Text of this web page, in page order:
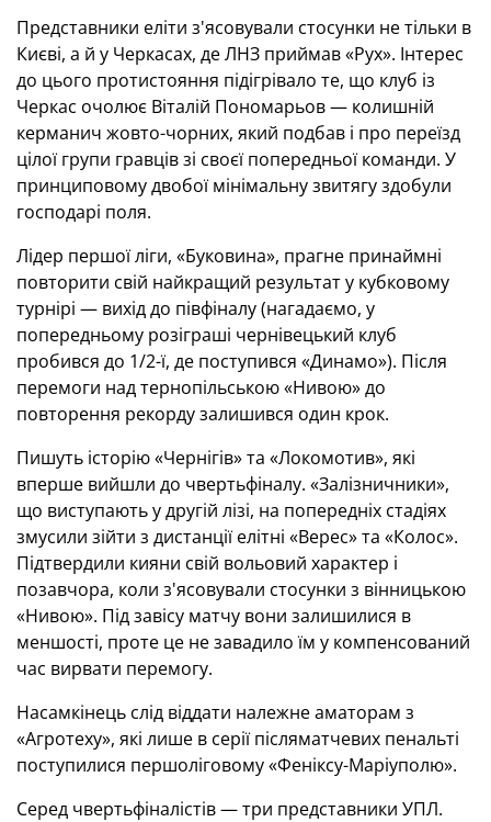
Представники еліти з'ясовували стосунки не тільки в
Києві, а й у Черкасах, де ЛНЗ приймав «Рух». Інтерес
до цього протистояння підігрівало те, що клуб із
Черкас очолює Віталій Пономарьов — колишній
керманич жовто-чорних, який подбав і про переїзд
цілої групи гравців зі своєї попередньої команди. У
принциповому двобої мінімальну звитягу здобули
господарі поля.
Лідер першої ліги, «Буковина», прагне принаймні
повторити свій найкращий результат у кубковому
турнірі — вихід до півфіналу (нагадаємо, у
попередньому розіграші чернівецький клуб
пробився до 1/2-ї, де поступився «Динамо»). Після
перемоги над тернопільською «Нивою» до
повторення рекорду залишився один крок.
Пишуть історію «Чернігів» та «Локомотив», які
вперше вийшли до чвертьфіналу. «Залізничники»,
що виступають у другій лізі, на попередніх стадіях
змусили зійти з дистанції елітні «Верес» та «Колос».
Підтвердили кияни свій вольовий характер і
позавчора, коли з'ясовували стосунки з вінницькою
«Нивою». Під завісу матчу вони залишилися в
меншості, проте це не завадило їм у компенсований
час вирвати перемогу.
Насамкінець слід віддати належне аматорам з
«Агротеху», які лише в серії післяматчевих пенальті
поступилися першоліговому «Феніксу-Маріуполю».
Серед чвертьфіналістів — три представники УПЛ.